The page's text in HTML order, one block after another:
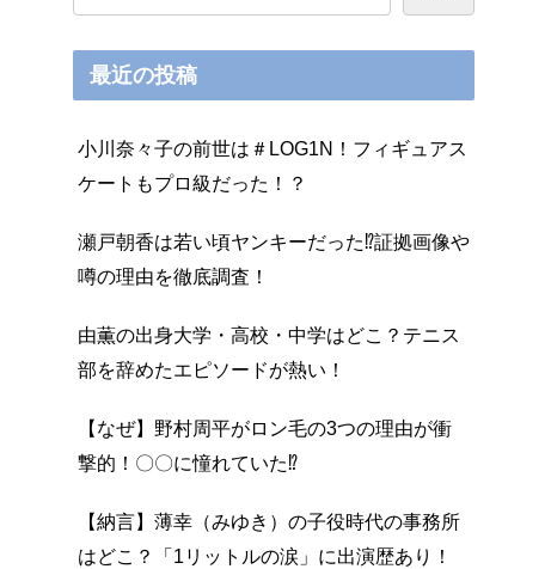
最近の投稿
小川奈々子の前世は＃LOG1N！フィギュアス
ケートもプロ級だった！？
瀬戸朝香は若い頃ヤンキーだった⁉証拠画像や
噂の理由を徹底調査！
由薫の出身大学・高校・中学はどこ？テニス
部を辞めたエピソードが熱い！
【なぜ】野村周平がロン毛の3つの理由が衝
撃的！〇〇に憧れていた⁉
【納言】薄幸（みゆき）の子役時代の事務所
はどこ？「1リットルの涙」に出演歴あり！